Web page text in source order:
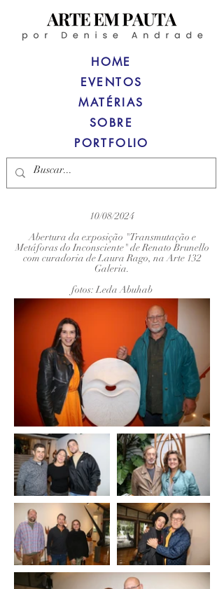
HOME
MATÉRIAS
SOBRE
PORTFOLIO
EVENTOS
10/08/2024
Abertura da exposição "Transmutação e
Metáforas do Inconsciente" de Renato Brunello
com curadoria de Laura Rago, na Arte 132
Galeria.
fotos: Leda Abuhab